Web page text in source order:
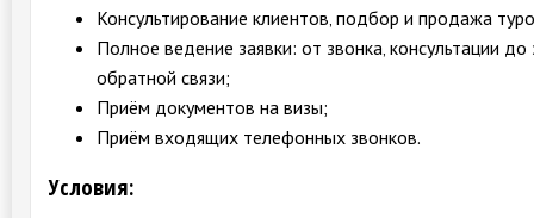
Консультирование клиентов‚ подбор и продажа
Полное ведение заявки: от звонка‚ консультации
обратной связи;
Приём документов на визы;
Приём входящих телефонных звонков.
Условия: